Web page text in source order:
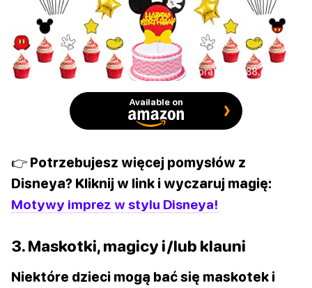
Available on
👉 Potrzebujesz więcej pomysłów z
Disneya? Kliknij w link i wyczaruj magię:
Motywy imprez w stylu Disneya!
3. Maskotki, magicy i/lub klauni
Niektóre dzieci mogą bać się maskotek i